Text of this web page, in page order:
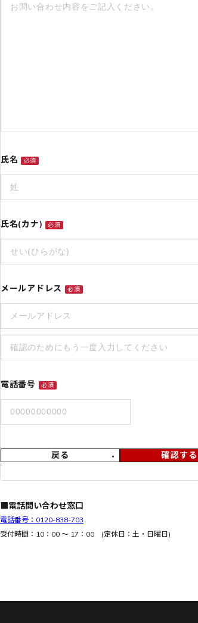
氏名 必須
氏名(カナ) 必須
メールアドレス 必須
電話番号 必須
戻る 確認する
■電話問い合わせ窓口
電話番号：0120-838-703
受付時間：10：00 ～ 17：00 (定休日：土・日曜日)